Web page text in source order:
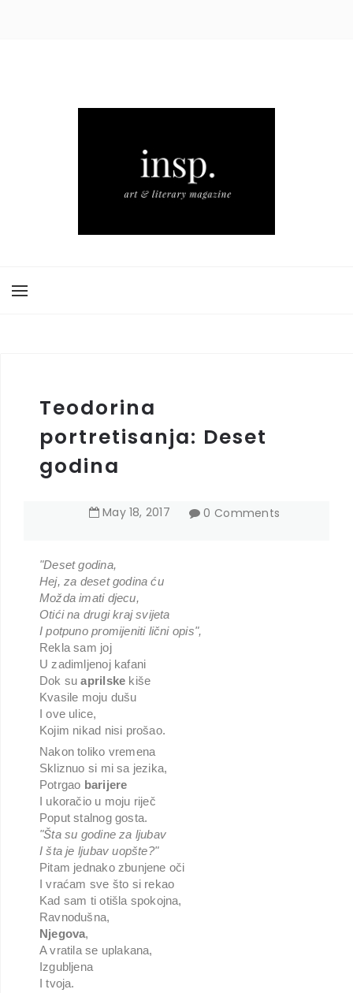
Teodorina
portretisanja: Deset
godina
May 18, 2017 0 Comments
"Deset godina,
Hej, za deset godina ću
Možda imati djecu,
Otići na drugi kraj svijeta
I potpuno promijeniti lični opis",
Rekla sam joj
U zadimljenoj kafani
Dok suaprilske kiše
Kvasile moju dušu
I ove ulice,
Kojim nikad nisi prošao.
Nakon toliko vremena
Skliznuo si mi sa jezika,
Potrgao barijere
I ukoračio u moju riječ
Poput stalnog gosta.
"Šta su godine za ljubav
I šta je ljubav uopšte?"
Pitam jednako zbunjene oči
I vraćam sve što si rekao
Kad sam ti otišla spokojna,
Ravnodušna,
Njegova,
A vratila se uplakana,
Izgubljena
I tvoja.